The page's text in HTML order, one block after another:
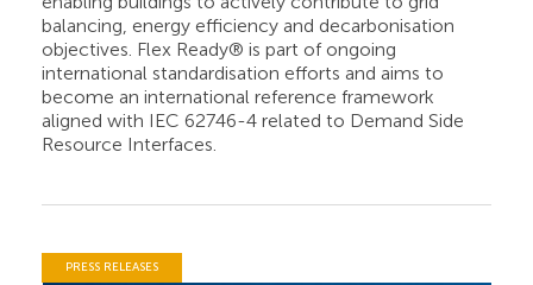
balancing, energy efficiency and decarbonisation
objectives. Flex Ready® is part of ongoing
international standardisation efforts and aims to
become an international reference framework
aligned with IEC 62746-4 related to Demand Side
Resource Interfaces.
PRESS RELEASES